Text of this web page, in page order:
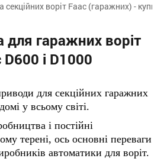
воріт Faac (гаражних) -
гаражних воріт
D600 і D1000
для секційних гаражних
у всьому світі.
і постійні
терені, ось основні переваги
автоматики для воріт.